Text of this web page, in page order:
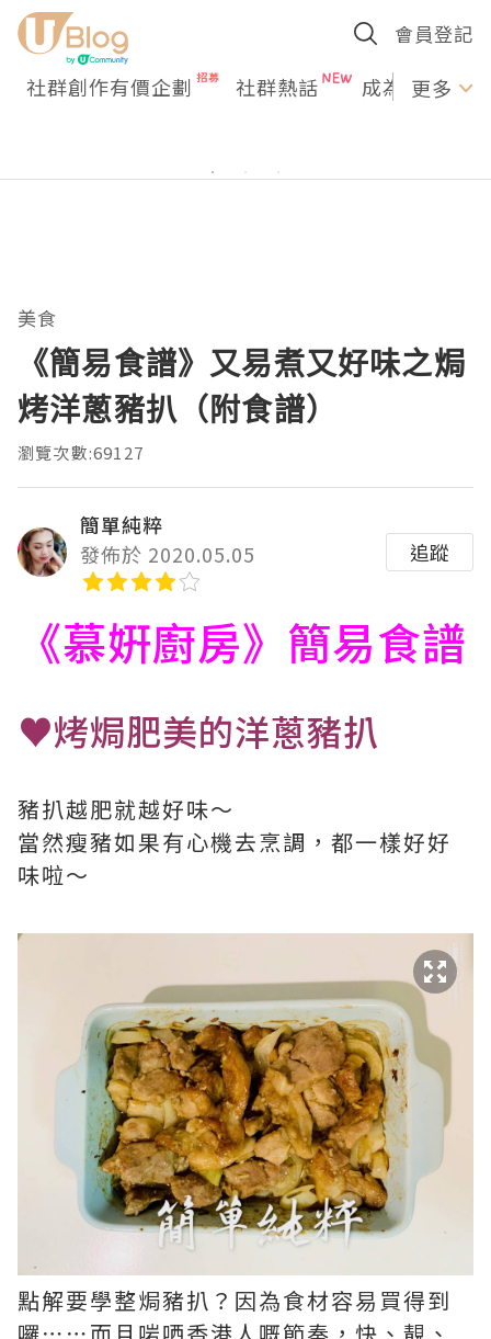
會員登記
社群創作有價企劃 社群熱話 成為U更多
美食
《簡易食譜》又易煮又好味之焗
烤洋蔥豬扒（附食譜）
瀏覽次數:69127
簡單純粹
發佈於 2020.05.05
追蹤
《慕姸廚房》簡易食譜
♥烤焗肥美的洋蔥豬扒
豬扒越肥就越好味～
當然瘦豬如果有心機去烹調，都一樣好好
味啦～
點解要學整焗豬扒？因為食材容易買得到